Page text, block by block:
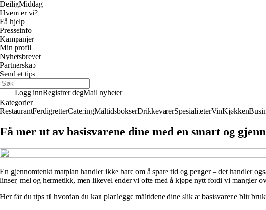
DeiligMiddag
Hvem er vi?
Få hjelp
Presseinfo
Kampanjer
Min profil
Nyhetsbrevet
Partnerskap
Send et tips
Logg innRegistrer degMail nyheter
Kategorier
RestaurantFerdigretterCateringMåltidsbokserDrikkevarerSpesialiteterVinKjøkken
Få mer ut av basisvarene dine med en smart og
En gjennomtenkt matplan handler ikke bare om å spare tid og penger – det handler
linser, mel og hermetikk, men likevel ender vi ofte med å kjøpe nytt fordi vi mangler
Her får du tips til hvordan du kan planlegge måltidene dine slik at basisvarene blir